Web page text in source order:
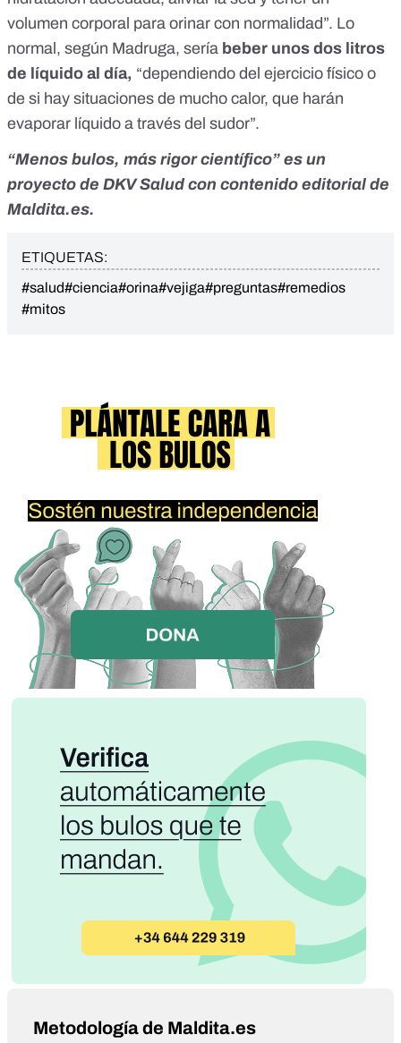
volumen corporal para orinar con normalidad”. Lo
normal, según Madruga, sería beber unos dos litros
de líquido al día, “dependiendo del ejercicio físico o
de si hay situaciones de mucho calor, que harán
evaporar líquido a través del sudor”.
“Menos bulos, más rigor científico” es un
proyecto de DKV Salud con contenido editorial de
Maldita.es.
ETIQUETAS:
#salud#ciencia#orina#vejiga#preguntas#remedios
#mitos
Metodología de Maldita.es